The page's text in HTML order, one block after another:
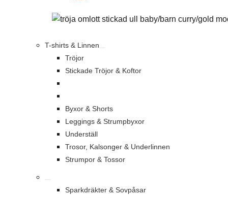
T-shirts & Linnen
Tröjor
Stickade Tröjor & Koftor
Byxor & Shorts
Leggings & Strumpbyxor
Underställ
Trosor, Kalsonger & Underlinnen
Strumpor & Tossor
Sparkdräkter & Sovpåsar